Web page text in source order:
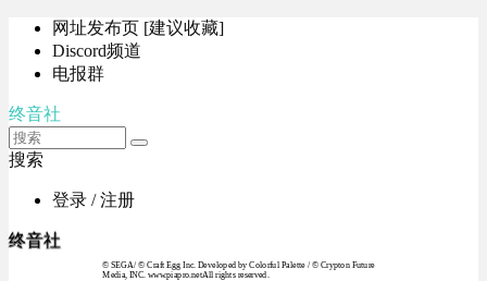
网址发布页 [建议收藏]
Discord频道
电报群
终音社
搜索
登录 / 注册
终音社
© SEGA / © Craft Egg Inc. Developed by Colorful Palette / © Crypton Future
Media, INC. www.piapro.netAll rights reserved.